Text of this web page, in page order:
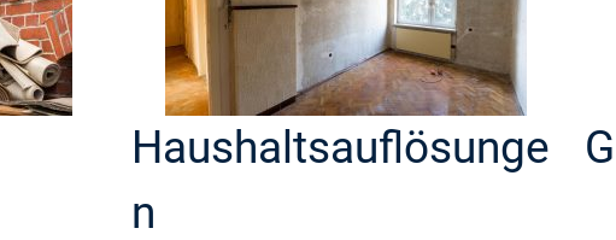
Haushaltsauflösunge
n